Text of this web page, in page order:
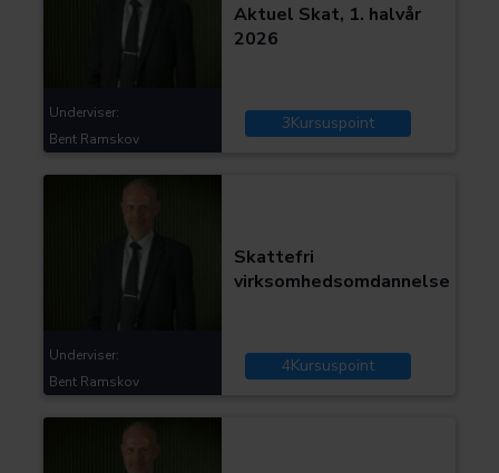
Aktuel Skat, 1. halvår
2026
3Kursuspoint
Underviser:
Bent Ramskov
Skattefri
virksomhedsomdannelse
4Kursuspoint
Underviser:
Bent Ramskov